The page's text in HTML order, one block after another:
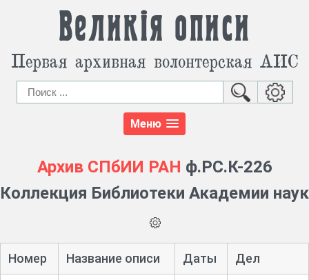
Великія описи
Первая архивная волонтерская АИС
Меню
Архив СПбИИ РАН ф.РС.К-226
Коллекция Библиотеки Академии наук
Номер Название описи Даты Дел